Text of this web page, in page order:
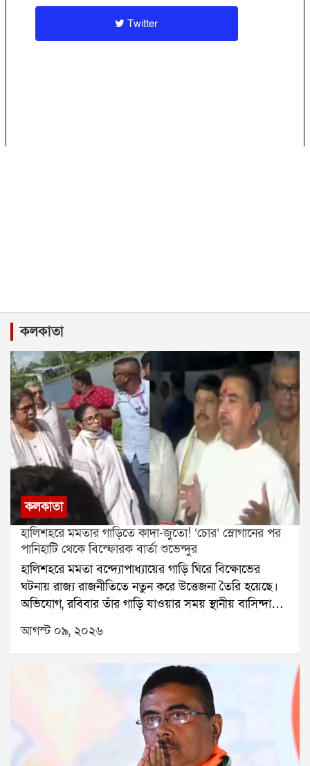
Twitter
কলকাতা
কলকাতা
হালিশহরে মমতার গাড়িতে কাদা-জুতো! ‘চোর’ স্লোগানের পর
পানিহাটি থেকে বিস্ফোরক বার্তা শুভেন্দুর
হালিশহরে মমতা বন্দ্যোপাধ্যায়ের গাড়ি ঘিরে বিক্ষোভের
ঘটনায় রাজ্য রাজনীতিতে নতুন করে উত্তেজনা তৈরি হয়েছে।
অভিযোগ, রবিবার তাঁর গাড়ি যাওয়ার সময় স্থানীয় বাসিন্দাদের
একাংশ বিক্ষোভ দেখান। সেই সময় গাড়ি লক্ষ্য করে কাদা ও
জুতো ছোড়া হয় বলেও অভিযোগ ওঠে। মমতাকে লক্ষ্য করে
চোর স্লোগানও দেওয়া হয় বলে দাবি।পানিহাটিতে তিলোত্তমার
মৃত্যুবার্ষিকীর অনুষ্ঠানে গিয়ে এই ঘটনা নিয়ে মুখ খুলেছেন
মুখ্যমন্ত্রী শুভেন্দু অধিকারী। তাঁর দাবি, মমতা বন্দ্যোপাধ্যায়ের
নিরাপত্তার জন্য পুলিশ যথেষ্ট ব্যবস্থা করেছিল। টেলিভিশনের
ছবিতে তিনি এক জন সিনিয়র পুলিশ আধিকারিকের নেতৃত্বে
পুলিশকর্মীদের নিরাপত্তা দিতে দেখেছেন বলেও জানান
শুভেন্দু।শুভেন্দুর আরও দাবি, ঘটনাস্থলে বিজেপির কোনও
আগস্ট ০৯, ২০২৬